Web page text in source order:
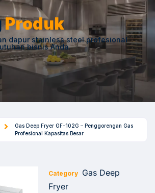
Produk
dapur stainless steel profesional
bisnis Anda.
Gas Deep Fryer GF-102G – Penggorengan Gas
Profesional Kapasitas Besar
Category Gas Deep
Fryer